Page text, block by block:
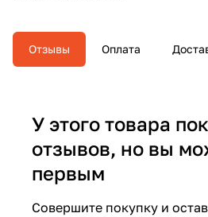
Отзывы Оплата
У этого товара
отзывов, но вы
первым
Совершите покупку и